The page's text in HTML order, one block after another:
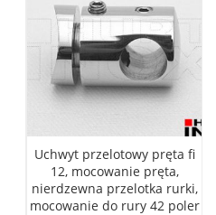
Uchwyt przelotowy pręta fi
12, mocowanie pręta,
nierdzewna przelotka rurki,
mocowanie do rury 42 poler